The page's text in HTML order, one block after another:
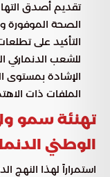
تقديم أصدق
الصحة الموفورة
التأكيد على
للشعب الدنماركي
الإشادة بمستوى
الملفات ذات
تهنئة سمو
الوطني
استمراراً لهذا النهج